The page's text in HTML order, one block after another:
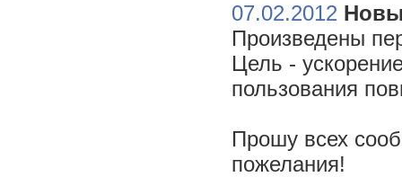
07.02.2012
Произведены
Цель -
пользования
Прошу всех
пожелания!